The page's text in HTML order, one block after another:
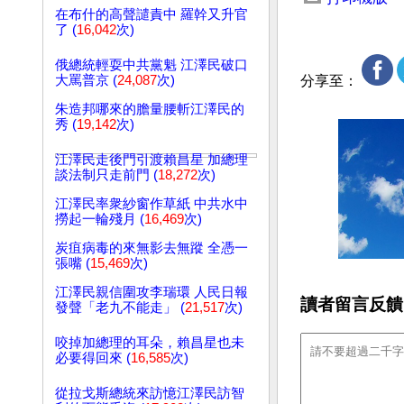
在布什的高聲譴責中 羅幹又升官
了 (16,042次)
俄總統輕耍中共黨魁 江澤民破口
大罵普京 (24,087次)
朱造邦哪來的膽量腰斬江澤民的
秀 (19,142次)
江澤民走後門引渡賴昌星 加總理
談法制只走前門 (18,272次)
江澤民率衆紗窗作草紙 中共水中
撈起一輪殘月 (16,469次)
炭疽病毒的來無影去無蹤 全憑一
張嘴 (15,469次)
江澤民親信圍攻李瑞環 人民日報
發聲「老九不能走」 (21,517次)
咬掉加總理的耳朵，賴昌星也未
必要得回來 (16,585次)
從拉戈斯總統來訪憶江澤民訪智
分享至：
讀者留言反